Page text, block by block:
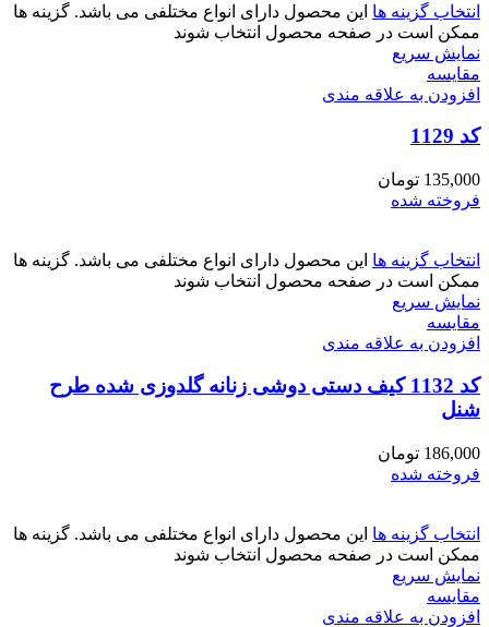
انتخاب گزینه ها این محصول دارای انواع مختلفی می باشد. گزینه ها
ممکن است در صفحه محصول انتخاب شوند
نمایش سریع
مقايسه
افزودن به علاقه مندی
کد 1129
135,000 تومان
فروخته شده
انتخاب گزینه ها این محصول دارای انواع مختلفی می باشد. گزینه ها
ممکن است در صفحه محصول انتخاب شوند
نمایش سریع
مقايسه
افزودن به علاقه مندی
کد 1132 کیف دستی دوشی زنانه گلدوزی شده طرح
شنل
186,000 تومان
فروخته شده
انتخاب گزینه ها این محصول دارای انواع مختلفی می باشد. گزینه ها
ممکن است در صفحه محصول انتخاب شوند
نمایش سریع
مقايسه
افزودن به علاقه مندی